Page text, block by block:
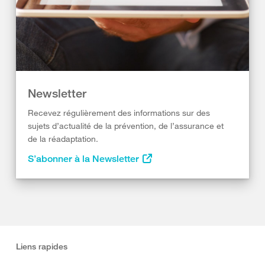
Newsletter
Recevez régulièrement des informations sur des
sujets d’actualité de la prévention, de l’assurance et
de la réadaptation.
S’abonner à la Newsletter
Liens rapides